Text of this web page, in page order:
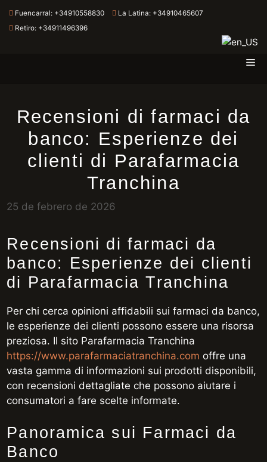
Fuencarral: +34910558830 La Latina: +34910465607
Retiro: +34911496396
Recensioni di farmaci da
banco: Esperienze dei
clienti di Parafarmacia
Tranchina
25 de febrero de 2026
Recensioni di farmaci da
banco: Esperienze dei clienti
di Parafarmacia Tranchina
Per chi cerca opinioni affidabili sui farmaci da banco,
le esperienze dei clienti possono essere una risorsa
preziosa. Il sito Parafarmacia Tranchina
https://www.parafarmaciatranchina.com offre una
vasta gamma di informazioni sui prodotti disponibili,
con recensioni dettagliate che possono aiutare i
consumatori a fare scelte informate.
Panoramica sui Farmaci da
Banco